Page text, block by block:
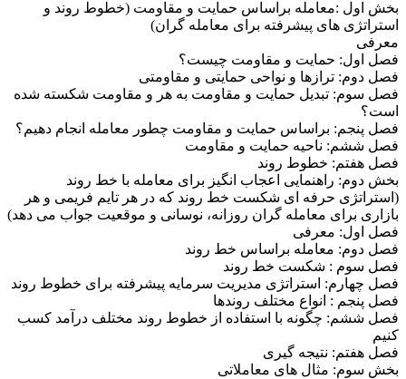
بخش اول :معامله براساس حمایت و مقاومت (خطوط روند و
استراتژی های پیشرفته برای معامله گران)
معرفی
فصل اول: حمایت و مقاومت چیست؟
فصل دوم: ترازها و نواحی حمایتی و مقاومتی
فصل سوم: تبدیل حمایت و مقاومت به هر و مقاومت شکسته شده
است؟
فصل پنجم: براساس حمایت و مقاومت چطور معامله انجام دهیم؟
فصل ششم: ناحیه حمایت و مقاومت
فصل هفتم: خطوط روند
بخش دوم: راهنمایی اعجاب انگیز برای معامله با خط روند
(استراتژی حرفه ای شکست خط روند که در هر تایم فریمی و هر
بازاری برای معامله گران روزانه، نوسانی و موقعیت جواب می دهد)
فصل اول: معرفی
فصل دوم: معامله براساس خط روند
فصل سوم : شکست خط روند
فصل چهارم: استراتژی مدیریت سرمایه پیشرفته برای خطوط روند
فصل پنجم : انواع مختلف روندها
فصل ششم: چگونه با استفاده از خطوط روند مختلف درآمد کسب
کنیم
فصل هفتم: نتیجه گیری
بخش سوم: مثال های معاملاتی